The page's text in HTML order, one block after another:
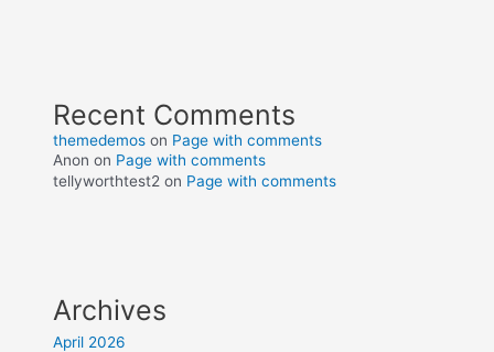
Recent Comments
themedemos on Page with comments
Anon on Page with comments
tellyworthtest2 on Page with comments
Archives
April 2026